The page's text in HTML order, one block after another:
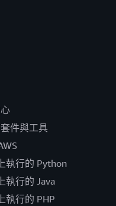
件與工具
執行的 Python
執行的 Java
執行的 PHP